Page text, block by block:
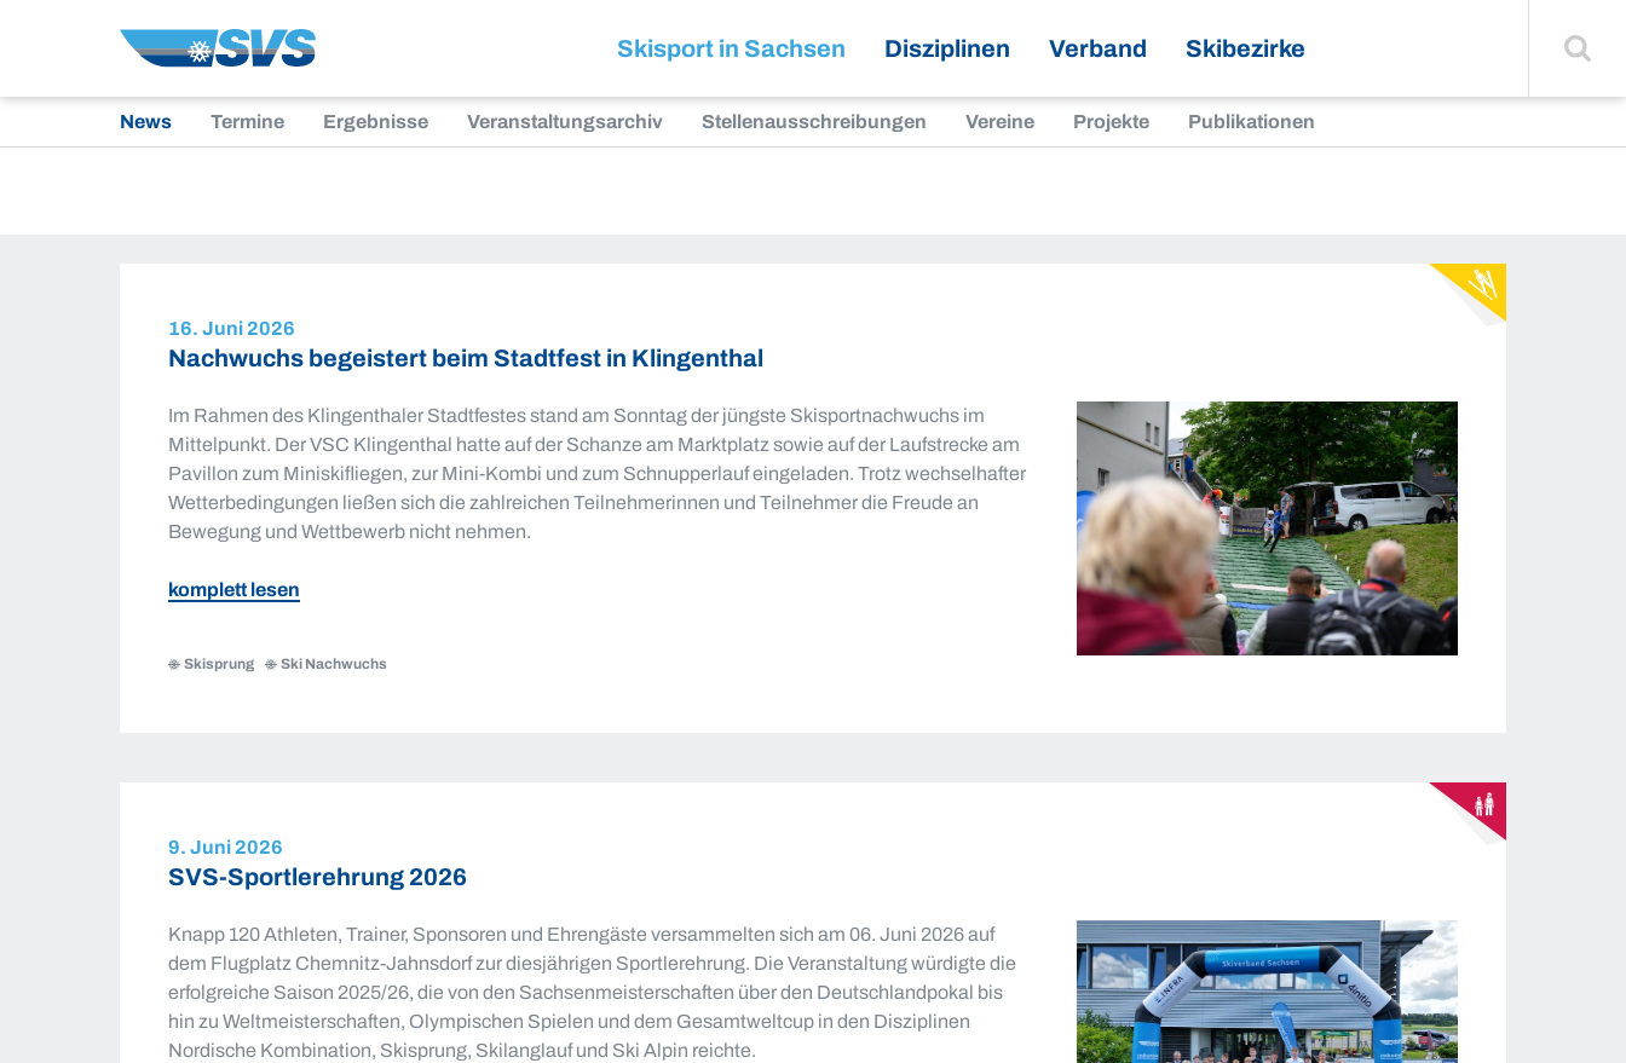
Skisport in Sachsen Disziplinen Verband Skibezirke
News Termine Ergebnisse Veranstaltungsarchiv Stellenausschreibungen Vereine Projekte Publikationen
16. Juni 2026
Nachwuchs begeistert beim Stadtfest in Klingenthal
Im Rahmen des Klingenthaler Stadtfestes stand am Sonntag der jüngste Skisportnachwuchs im
Mittelpunkt. Der VSC Klingenthal hatte auf der Schanze am Marktplatz sowie auf der Laufstrecke am
Pavillon zum Miniskifliegen, zur Mini-Kombi und zum Schnupperlauf eingeladen. Trotz wechselhafter
Wetterbedingungen ließen sich die zahlreichen Teilnehmerinnen und Teilnehmer die Freude an
Bewegung und Wettbewerb nicht nehmen.
zu
beim
komplett lesen
Skisprung Ski Nachwuchs
9. Juni 2026
SVS-Sportlerehrung 2026
Knapp 120 Athleten, Trainer, Sponsoren und Ehrengäste versammelten sich am 06. Juni 2026 auf
dem Flugplatz Chemnitz-Jahnsdorf zur diesjährigen Sportlerehrung. Die Veranstaltung würdigte die
erfolgreiche Saison 2025/26, die von den Sachsenmeisterschaften über den Deutschlandpokal bis
hin zu Weltmeisterschaften, Olympischen Spielen und dem Gesamtweltcup in den Disziplinen
Nordische Kombination, Skisprung, Skilanglauf und Ski Alpin reichte.